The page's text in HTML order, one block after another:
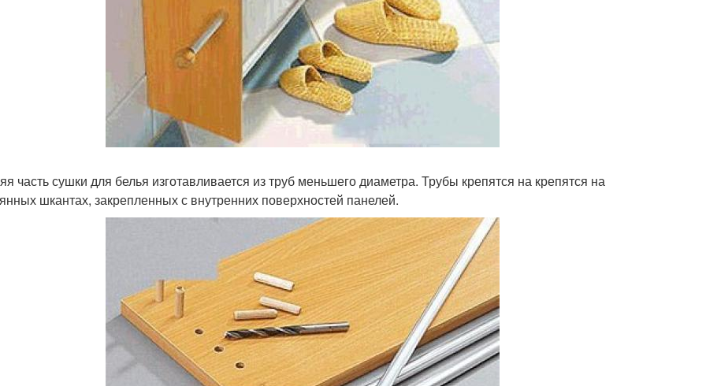
часть сушки для белья изготавливается из труб меньшего диаметра. Трубы крепятся на крепятся на
шкантах, закрепленных с внутренних поверхностей панелей.